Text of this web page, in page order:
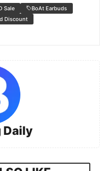
Sale
BoAt Earbuds
Discount
Daily